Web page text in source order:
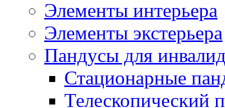
Элементы интерьера
Элементы экстерьера
Пандусы для
Стационарные
Телескопический